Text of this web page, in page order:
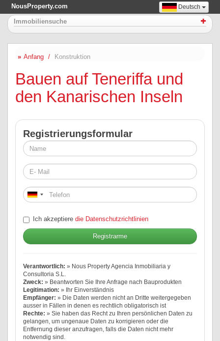
NousProperty.com Deutsch
Immobiliensuche
Anfang Konstruktion
Bauen auf Teneriffa und
den Kanarischen Inseln
Registrierungsformular
Ich akzeptiere die Datenschutzrichtlinien
Verantwortlich: » Nous Property Agencia Inmobiliaria y
Consultoria S.L.
Zweck: » Beantworten Sie Ihre Anfrage nach Bauprodukten
Legitimation: » Ihr Einverständnis
Empfänger: » Die Daten werden nicht an Dritte weitergegeben
ausser in Fällen in denen es rechtlich obligatorisch ist
Rechte: » Sie haben das Recht zu Ihren persönlichen Daten zu
gelangen, um ungenaue Daten zu korrigieren oder die
Entfernung dieser anzufragen, falls die Daten nicht mehr
notwendig sind.